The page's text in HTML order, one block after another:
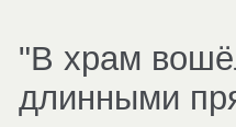
"В храм
длинными